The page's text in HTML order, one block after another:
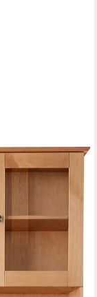
Einlegeböden,